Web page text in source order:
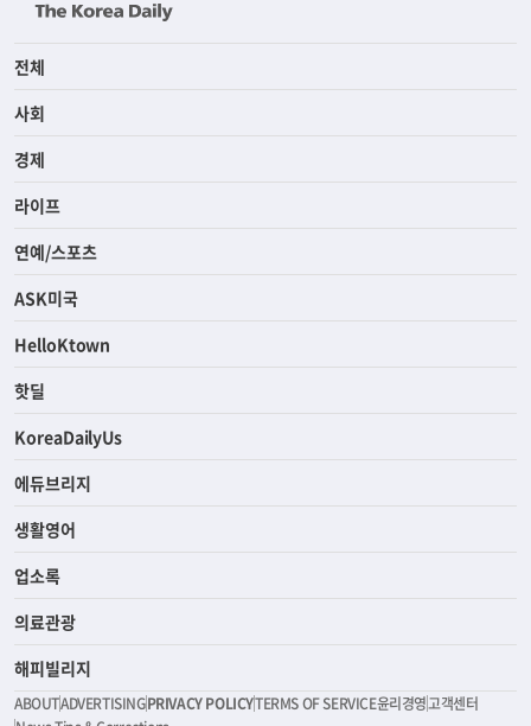
전체
사회
경제
라이프
연예/스포츠
ASK미국
HelloKtown
핫딜
KoreaDailyUs
에듀브리지
생활영어
업소록
의료관광
해피빌리지
ABOUTADVERTISINGPRIVACY POLICYTERMS OF SERVICE윤리경영고객센터